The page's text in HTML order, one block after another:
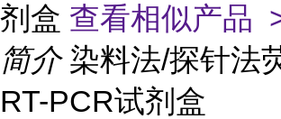
剂盒 查看相似产品
简介 染料法/探针法
RT-PCR试剂盒